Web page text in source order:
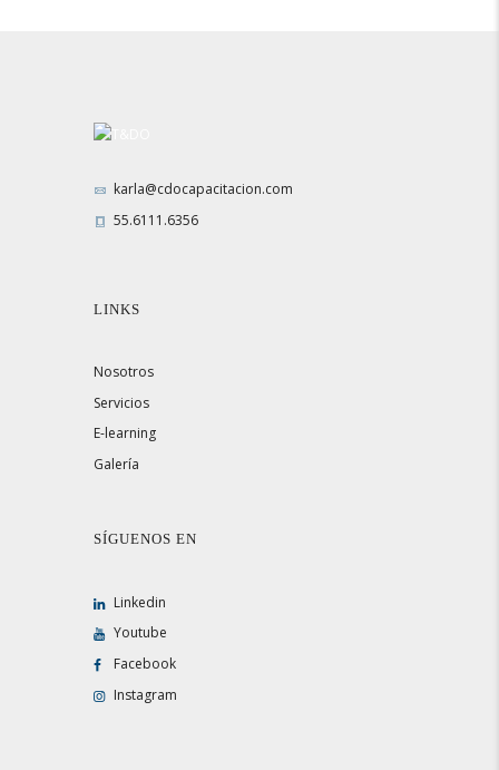
karla@cdocapacitacion.com
55.6111.6356
LINKS
Nosotros
Servicios
E-learning
Galería
SÍGUENOS EN
Linkedin
Youtube
Facebook
Instagram